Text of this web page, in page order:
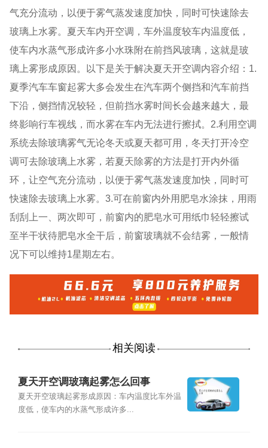
气充分流动，以便于雾气蒸发速度加快，同时可快速除去
玻璃上水雾。夏天车内开空调，车外温度较车内温度低，
使车内水蒸气形成许多小水珠附在前挡风玻璃，这就是玻
璃上雾形成原因。以下是关于解决夏天开空调内容介绍：1.
夏季汽车车窗起雾大多会发生在汽车两个侧挡和汽车前挡
下沿，侧挡情况较轻，但前挡水雾时间长会越来越大，最
终影响行车视线，而水雾在车内无法进行擦拭。2.利用空调
系统去除玻璃雾气无论冬天或夏天都可用，冬天打开冷空
调可去除玻璃上水雾，若夏天除雾的方法是打开内外循
环，让空气充分流动，以便于雾气蒸发速度加快，同时可
快速除去玻璃上水雾。3.可在前窗内外用肥皂水涂抹，用雨
刮刮上一、两次即可，前窗内的肥皂水可用纸巾轻轻擦试
至半干状待肥皂水全干后，前窗玻璃就不会结雾，一般情
况下可以维持1星期左右。
相关阅读
夏天开空调玻璃起雾怎么回事
夏天开空玻璃起雾形成原因：车内温度比车外温
度低，使车内的水蒸气形成许多...